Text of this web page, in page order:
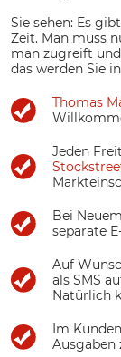
Sie sehen: Es
Zeit. Man muss
man zugreift
das werden Sie
Thomas
Jeden
Bei
separate
Auf
als SMS
Natürlich
Im
Ausgaben